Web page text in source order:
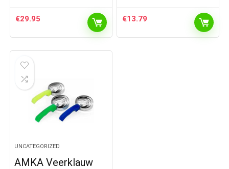
€29.95 €13.79
UNCATEGORIZED
AMKA Veerklauw